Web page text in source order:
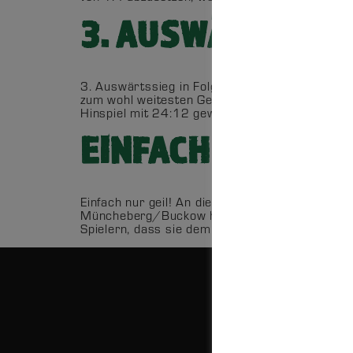
3. AUSWÄRTSSIEG
3. Auswärtssieg in Folge Da der November
zum wohl weitesten Gegner dieser Staffel,
Hinspiel mit 24:12 gewinnen konnten, hofften
EINFACH NUR GEIL!
Einfach nur geil! An diesem Sonntag ging es
Müncheberg/Buckow hieß es daher, sich voll
Spielern, dass sie dem Gegner auf die Nerven